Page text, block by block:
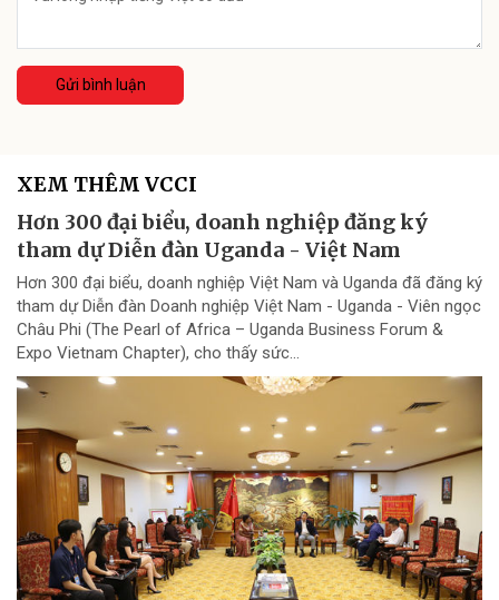
Gửi bình luận
XEM THÊM VCCI
Hơn 300 đại biểu, doanh nghiệp đăng ký
tham dự Diễn đàn Uganda - Việt Nam
Hơn 300 đại biểu, doanh nghiệp Việt Nam và Uganda đã đăng ký
tham dự Diễn đàn Doanh nghiệp Việt Nam - Uganda - Viên ngọc
Châu Phi (The Pearl of Africa – Uganda Business Forum &
Expo Vietnam Chapter), cho thấy sức...